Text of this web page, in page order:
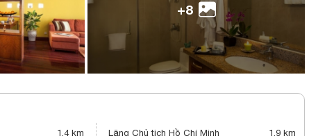
+8
1,4 km Lăng Chủ tịch Hồ Chí Minh
1,9 km